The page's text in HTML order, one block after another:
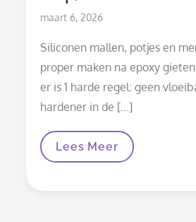
Posted
maart 6, 2026
Siliconen mallen, potjes en
proper maken na epoxy
er is 1 harde regel: geen
hardener in de […]
Siliconen
Lees Meer